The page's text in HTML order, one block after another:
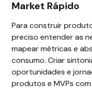
Market Rápido
Para construir
preciso entender as
mapear métricas e
consumo. Criar
oportunidades e
produtos e MVPs